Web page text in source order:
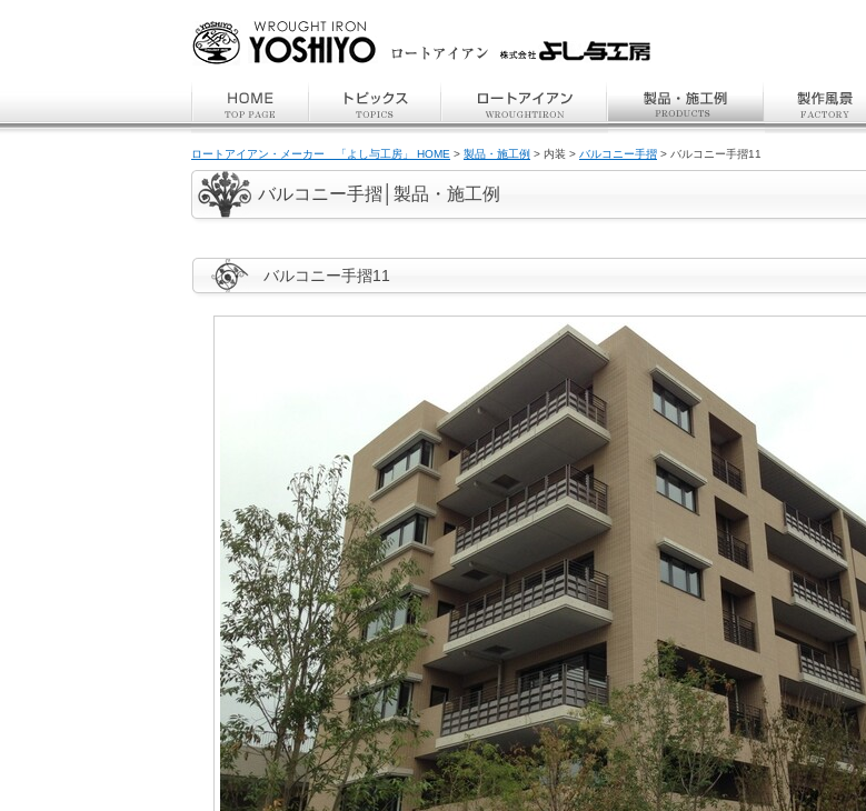
ロートアイアン・メーカー 「よし与工房」 HOME > 製品・施工例 > 内装 > バルコニー手摺 > バルコニー手摺11
バルコニー手摺│製品・施工例
バルコニー手摺11